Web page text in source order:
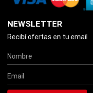
NEWSLETTER
Recibí ofertas en tu email